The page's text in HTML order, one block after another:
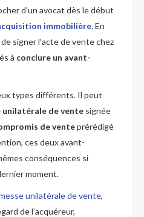
d’un avocat dès le début
immobilière. En
signer l’acte de vente chez
à conclure un avant-
types différents. Il peut
unilatérale de vente signée
de venteprérédigé
ces deux avant-
conséquences si
moment.
unilatérale de vente,
de l’acquéreur,